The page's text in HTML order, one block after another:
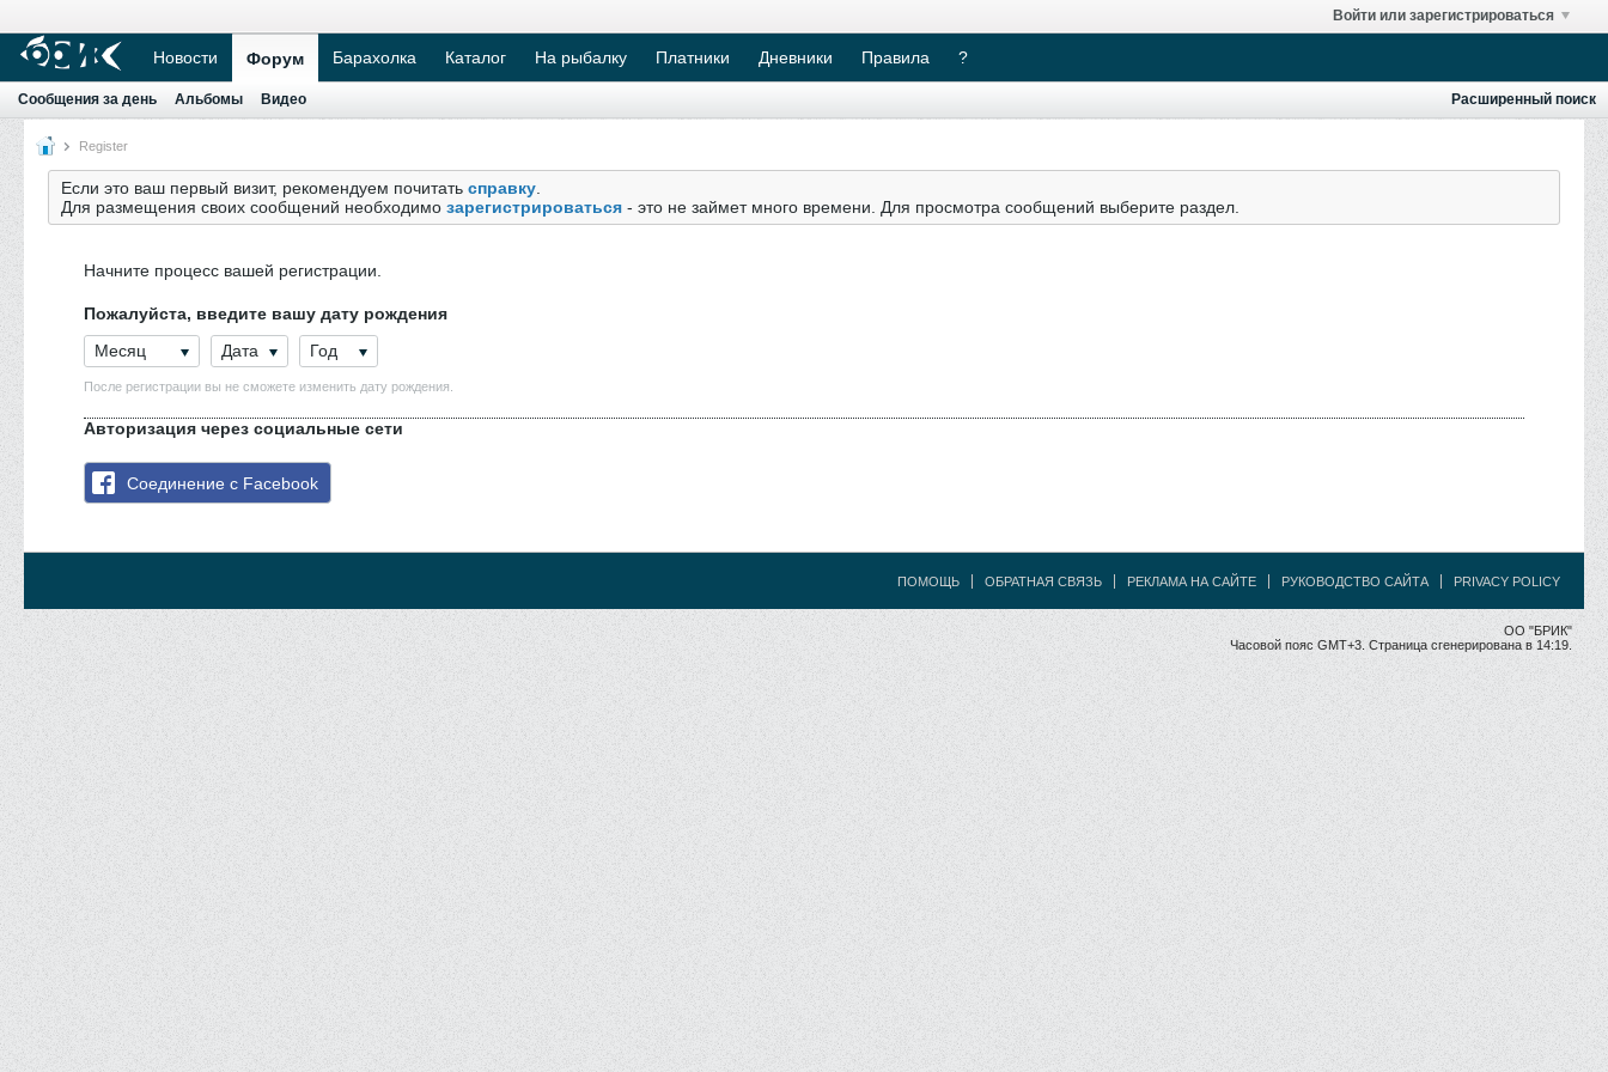
Войти или зарегистрироваться
Новости Форум Барахолка Каталог На рыбалку Платники Дневники Правила ?
Сообщения за день Альбомы Видео Расширенный поиск
Register
Если это ваш первый визит, рекомендуем почитать справку
Для размещения своих сообщений необходимо зарегистрироваться - это не займет много времени. Для просмотра сообщений выберите раздел.
Начните процесс вашей регистрации.
Пожалуйста, введите вашу дату рождения
Месяц
Дата Год
После регистрации вы не сможете изменить дату рождения.
Авторизация через социальные сети
Соединение с Facebook
ПОМОЩЬ ОБРАТНАЯ СВЯЗЬ РЕКЛАМА НА САЙТЕ РУКОВОДСТВО САЙТА PRIVACY POLICY
ОО "БРИК"
Часовой пояс GMT+3. Страница сгенерирована в 14:19.